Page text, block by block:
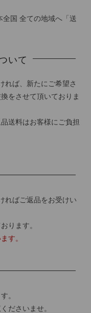
国 全ての地域へ「送
いて
れば、新たにご希望さ
をさせて頂いておりま
送料はお客様にご負担
ればご返品をお受けい
ります。
す。
。
ださいませ。